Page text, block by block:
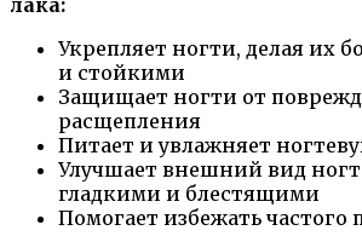
Укрепляет ногти, делая их
и стойкими
Защищает ногти от
расщепления
Питает и увлажняет
Улучшает внешний вид
гладкими и блестящими
Помогает избежать частого